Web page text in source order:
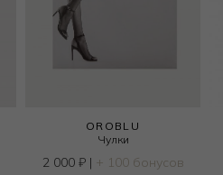
OROBLU
Чулки
2 000 ₽| + 100 бонусов